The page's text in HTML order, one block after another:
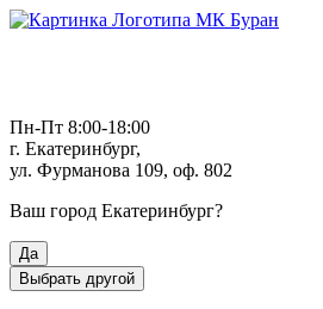
Пн-Пт 8:00-18:00
г. Екатеринбург,
ул. Фурманова 109, оф. 802
Ваш город Екатеринбург?
Да
Выбрать другой